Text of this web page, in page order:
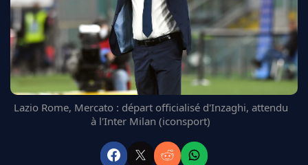
MANCHESTER UNITED
CHELSEA
ARSENAL
BAYERN
L'AVIS DE LA RÉDAC'
Lazio Rome, Mercato : départ officialisé d'Inzaghi, attendu
à l'Inter Milan (iconsport)